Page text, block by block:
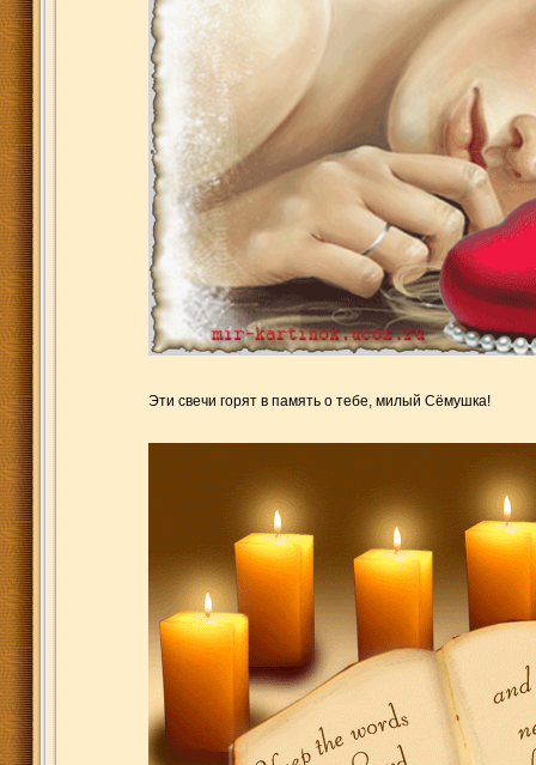
Эти свечи горят в память о тебе, милый Сёмушка!